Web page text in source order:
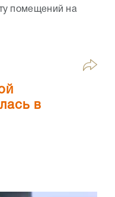
помещений на
в